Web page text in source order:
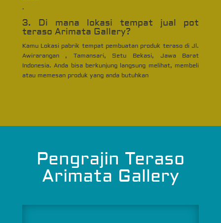
.
3. Di mana lokasi tempat jual pot
teraso Arimata Gallery?
Kamu Lokasi pabrik tempat pembuatan produk teraso di Jl.
Awirarangan , Tamansari, Setu Bekasi, Jawa Barat
Indonesia. Anda bisa berkunjung langsung melihat, membeli
atau memesan produk yang anda butuhkan
Pengrajin Teraso
Arimata Gallery